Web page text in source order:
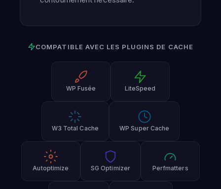
COMPATIBLE AVEC LES PLUGINS DE CACHE
WP Fusée LiteSpeed
W3 Total Cache WP Super Cache
Autoptimize SG Optimizer Perfmatters